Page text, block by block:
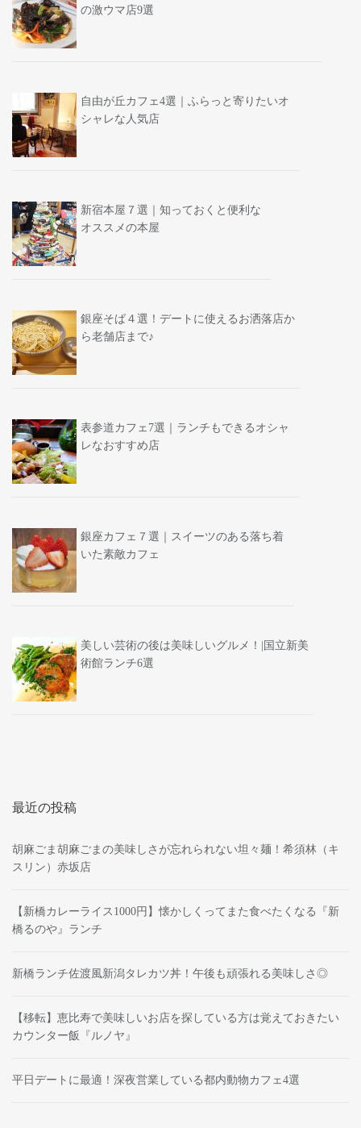
の激ウマ店9選
自由が丘カフェ4選｜ふらっと寄りたいオ
シャレな人気店
新宿本屋７選｜知っておくと便利な
オススメの本屋
銀座そば４選！デートに使えるお洒落店か
ら老舗店まで♪
表参道カフェ7選｜ランチもできるオシャ
レなおすすめ店
銀座カフェ７選｜スイーツのある落ち着
いた素敵カフェ
美しい芸術の後は美味しいグルメ！|国立新美
術館ランチ6選
最近の投稿
胡麻ごま胡麻ごまの美味しさが忘れられない坦々麺！希須林（キ
スリン）赤坂店
【新橋カレーライス1000円】懐かしくってまた食べたくなる『新
橋るのや』ランチ
新橋ランチ佐渡風新潟タレカツ丼！午後も頑張れる美味しさ◎
【移転】恵比寿で美味しいお店を探している方は覚えておきたい
カウンター飯『ルノヤ』
平日デートに最適！深夜営業している都内動物カフェ4選